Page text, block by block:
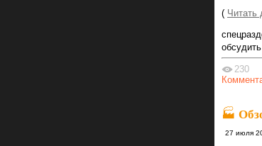
( Читать
230
🏭
27 июля